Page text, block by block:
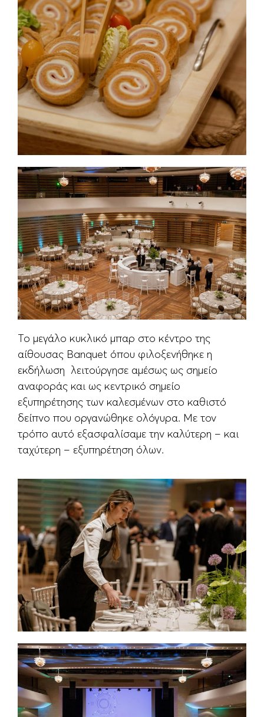
Το μεγάλο κυκλικό μπαρ στο κέντρο της
αίθουσας Banquet όπου φιλοξενήθηκε η
εκδήλωση λειτούργησε αμέσως ως σημείο
αναφοράς και ως κεντρικό σημείο
εξυπηρέτησης των καλεσμένων στο καθιστό
δείπνο που οργανώθηκε ολόγυρα. Με τον
τρόπο αυτό εξασφαλίσαμε την καλύτερη – και
ταχύτερη – εξυπηρέτηση όλων.